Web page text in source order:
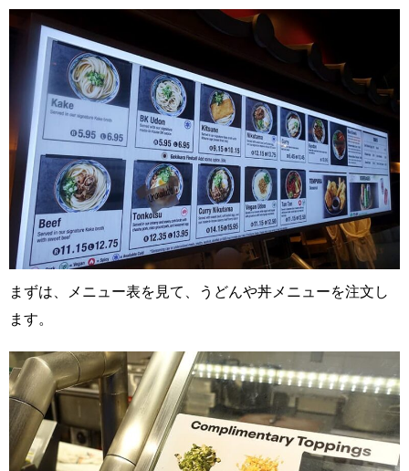
まずは、メニュー表を見て、うどんや丼メニューを注文し
ます。